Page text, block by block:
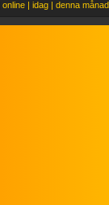
online | idag | denna